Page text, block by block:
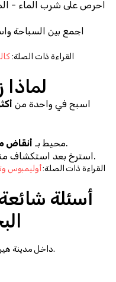
اجمع بين السباحة
📍 القراءة ذات الصلة:
لماذا
اسبح في واحدة من
محيط بـ أنقاض
.
استرخ بعد استكشاف منتجعات باموكالي وهيرابوليس.
📍 القراءة ذات الصلة: أوليمبوس
داخل مدينة هيرابوليس القديمة، بجوار منتجعات باموكالي.